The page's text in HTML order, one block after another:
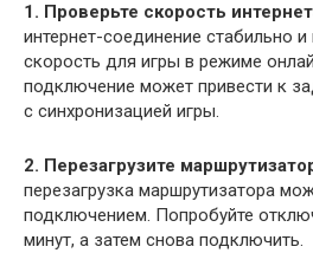
1. Проверьте скорость
интернет-соединение стабильно
скорость для игры в режиме
подключение может привести к
с синхронизацией игры.
2. Перезагрузите
перезагрузка маршрутизатора
подключением. Попробуйте
минут, а затем снова подключить.